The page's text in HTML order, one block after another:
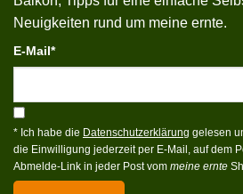
Neuigkeiten rund um meine ernte.
E-Mail*
* Ich habe die Datenschutzerklärung gelesen
die Einwilligung jederzeit per E-Mail, auf dem
Abmelde-Link in jeder Post vom meine ernte